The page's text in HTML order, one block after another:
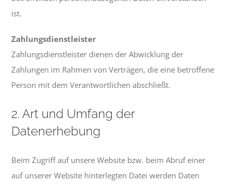
ist.
Zahlungsdienstleister
Zahlungsdienstleister dienen der Abwicklung der
Zahlungen im Rahmen von Verträgen, die eine betroffene
Person mit dem Verantwortlichen abschließt.
2. Art und Umfang der
Datenerhebung
Beim Zugriff auf unsere Website bzw. beim Abruf einer
auf unserer Website hinterlegten Datei werden Daten